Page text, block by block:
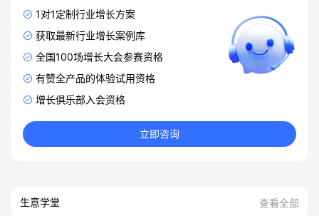
1对1定制行业增长方案
获取最新行业增长案例库
全国100场增长大会参赛资格
有赞全产品的体验试用资格
增长俱乐部入会资格
立即咨询
生意学堂 查看全部